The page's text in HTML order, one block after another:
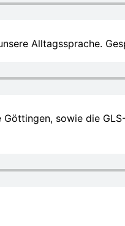
Alltagssprache.
sowie die